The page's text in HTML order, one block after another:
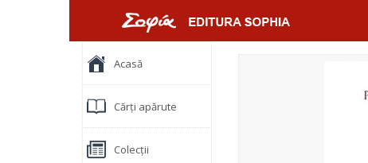
Acasă
Cărți apărute
Colecții